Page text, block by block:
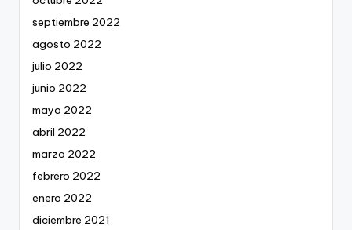
septiembre 2022
agosto 2022
julio 2022
junio 2022
mayo 2022
abril 2022
marzo 2022
febrero 2022
enero 2022
diciembre 2021